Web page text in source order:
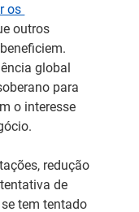
os
outros
global
para
o interesse
redução
de
tem tentado